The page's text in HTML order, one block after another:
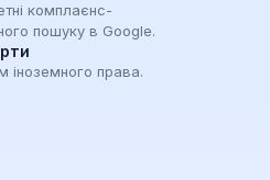
комплаєнс-
пошуку в Google.
іноземного права.